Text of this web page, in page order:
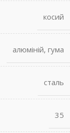
косий
алюміній, гума
сталь
35